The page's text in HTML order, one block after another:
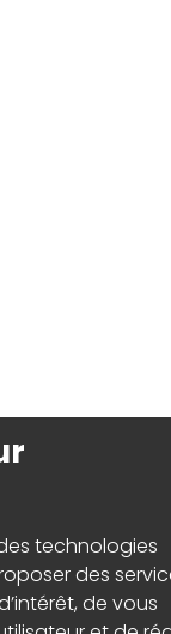
technologies
des
de vous